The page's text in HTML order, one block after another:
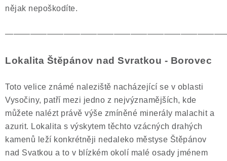
nějak nepoškodíte.
Lokalita Štěpánov nad Svratkou - Borovec
Toto velice známé naleziště nacházející se v oblasti
Vysočiny, patří mezi jedno z nejvýznamějších, kde
můžete nalézt právě výše zmíněné minerály malachit a
azurit. Lokalita s výskytem těchto vzácných drahých
kamenů leží konkrétněji nedaleko městyse Štěpánov
nad Svatkou a to v blízkém okolí malé osady jménem